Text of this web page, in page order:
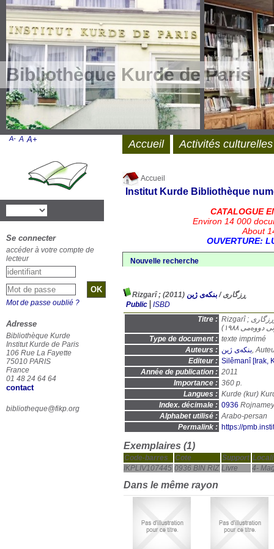
Bibliothèque Kurde de Paris
Accueil
Institut Kurde Bibliothèque
CATALOGUE
Environ 14 000
About
OUVERTURE:
Nouvelle recherche
Rizgarî ; ڕزگاری/بنکەی ژین (2011)
Public
ISBD
Titre : Rizgarî ; ڕزگاری : Dengî şorişgêranî Kurdistan. Jimare 1-25 (Abî 1985 - kanûnî dwemî 1988) ; دەنگی
Type de document : texte imprimé
Auteurs : بنکەی ژین,
Editeur :
Année de publication : 2011
Importance : 360 p.
Langues : Kurde (kur)
Index. décimale : 0936
Alphabet utilisé : Arabo-persan
Permalink : https://
Exemplaires (1)
Code-barres Cote Support
IKPLIV107445 0936 BIN RIZ Livre 4-
Dans le même rayon
Accueil Activités culturelles
A- A A+
Se connecter
accéder à votre compte de
lecteur
Mot de passe oublié ?
Adresse
Bibliothèque Kurde
Institut Kurde de Paris
106 Rue La Fayette
75010 PARIS
France
01 48 24 64 64
contact
bibliotheque@fikp.org